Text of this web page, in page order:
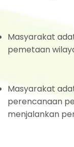
Masyarakat
pemetaan
Masyarakat
perencanaan
menjalankan